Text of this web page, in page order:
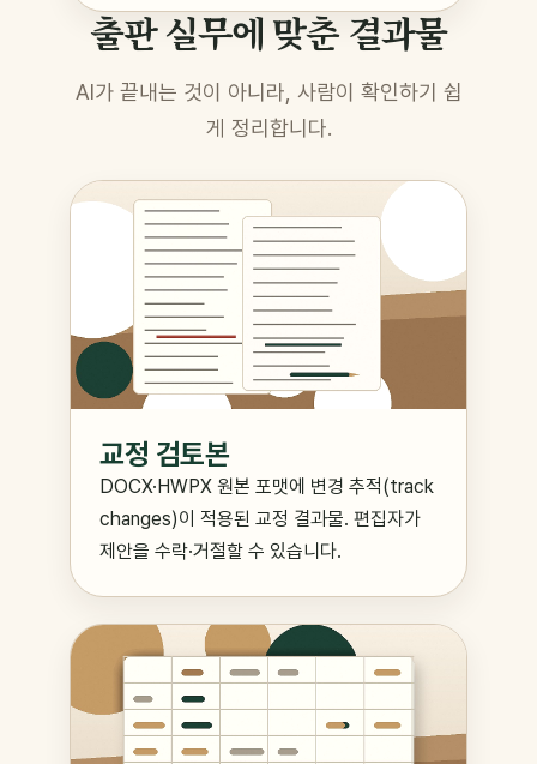
출판 실무에 맞춘 결과물
AI가 끝내는 것이 아니라, 사람이 확인하기 쉽
게 정리합니다.
교정 검토본
DOCX·HWPX 원본 포맷에 변경 추적(track
changes)이 적용된 교정 결과물. 편집자가
제안을 수락·거절할 수 있습니다.